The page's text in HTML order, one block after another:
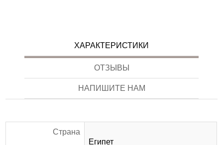
ХАРАКТЕРИСТИКИ
ОТЗЫВЫ
НАПИШИТЕ НАМ
Страна
Египет